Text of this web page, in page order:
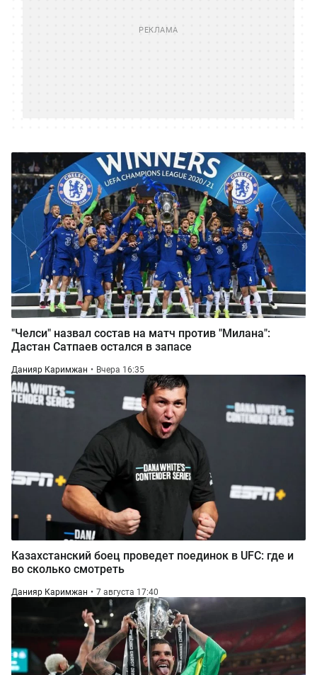
"Челси" назвал состав на матч против "Милана":
Дастан Сатпаев остался в запасе
Данияр Каримжан Вчера 16:35
Казахстанский боец проведет поединок в UFC: где и
во сколько смотреть
Данияр Каримжан 7 августа 17:40